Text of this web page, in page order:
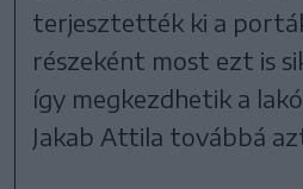
terjesztették ki a
részeként most ezt is
így megkezdhetik a
Jakab Attila továbbá